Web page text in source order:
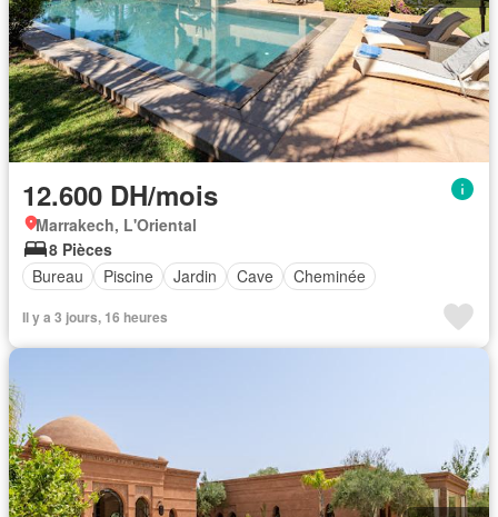
12.600 DH/mois
Marrakech, L'Oriental
8 Pièces
Bureau
Piscine Jardin Cave Cheminée
Il y a 3 jours, 16 heures